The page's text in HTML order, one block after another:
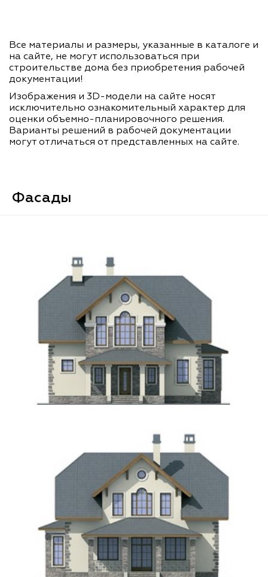
Все материалы и размеры, указанные в каталоге и
на сайте, не могут использоваться при
строительстве дома без приобретения рабочей
документации!
Изображения и 3D-модели на сайте носят
исключительно ознакомительный характер для
оценки объемно-планировочного решения.
Варианты решений в рабочей документации
могут отличаться от представленных на сайте.
Фасады